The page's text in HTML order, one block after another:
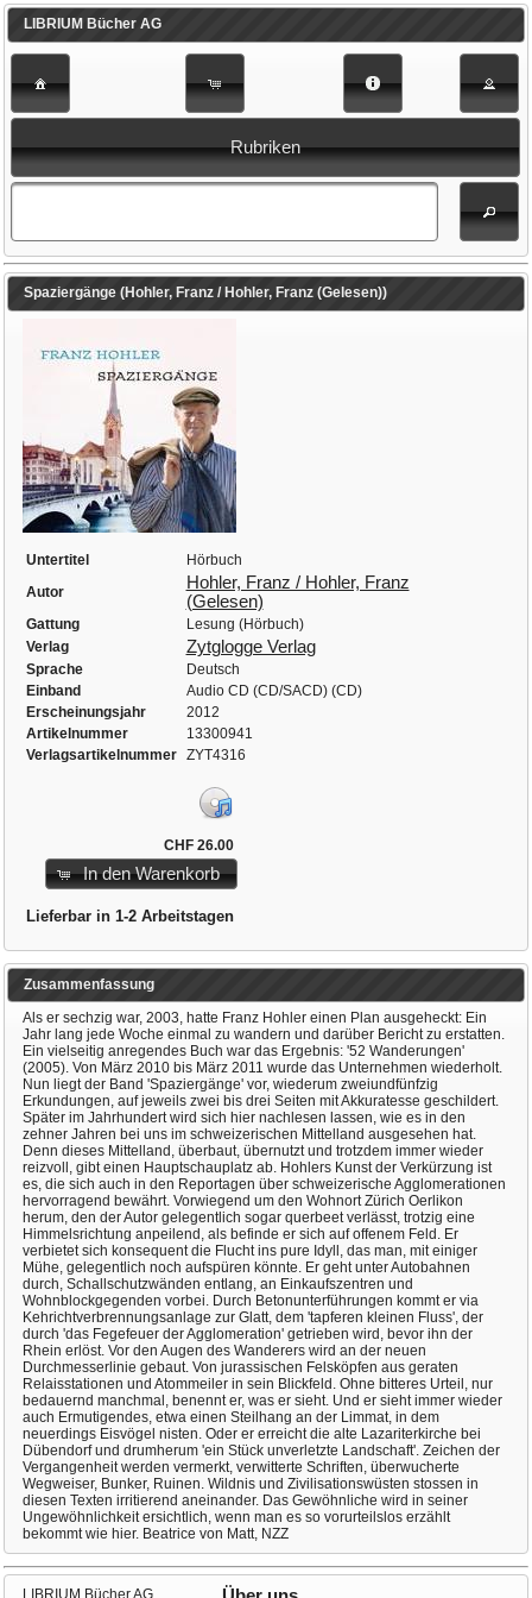
LIBRIUM Bücher AG
Rubriken
Spaziergänge (Hohler, Franz / Hohler, Franz (Gelesen))
Untertitel
Hörbuch
Autor
Hohler, Franz / Hohler, Franz
(Gelesen)
Gattung
Lesung (Hörbuch)
Verlag
Zytglogge Verlag
Sprache
Deutsch
Einband
Audio CD (CD/SACD) (CD)
Erscheinungsjahr
2012
Artikelnummer
13300941
Verlagsartikelnummer
ZYT4316
CHF 26.00
In den Warenkorb
Lieferbar in 1-2 Arbeitstagen
Zusammenfassung
Als er sechzig war, 2003, hatte Franz Hohler einen Plan ausgeheckt: Ein
Jahr lang jede Woche einmal zu wandern und darüber Bericht zu erstatten.
Ein vielseitig anregendes Buch war das Ergebnis: '52 Wanderungen'
(2005). Von März 2010 bis März 2011 wurde das Unternehmen wiederholt.
Nun liegt der Band 'Spaziergänge' vor, wiederum zweiundfünfzig
Erkundungen, auf jeweils zwei bis drei Seiten mit Akkuratesse geschildert.
Später im Jahrhundert wird sich hier nachlesen lassen, wie es in den
zehner Jahren bei uns im schweizerischen Mittelland ausgesehen hat.
Denn dieses Mittelland, überbaut, übernutzt und trotzdem immer wieder
reizvoll, gibt einen Hauptschauplatz ab. Hohlers Kunst der Verkürzung ist
es, die sich auch in den Reportagen über schweizerische Agglomerationen
hervorragend bewährt. Vorwiegend um den Wohnort Zürich Oerlikon
herum, den der Autor gelegentlich sogar querbeet verlässt, trotzig eine
Himmelsrichtung anpeilend, als befinde er sich auf offenem Feld. Er
verbietet sich konsequent die Flucht ins pure Idyll, das man, mit einiger
Mühe, gelegentlich noch aufspüren könnte. Er geht unter Autobahnen
durch, Schallschutzwänden entlang, an Einkaufszentren und
Wohnblockgegenden vorbei. Durch Betonunterführungen kommt er via
Kehrichtverbrennungsanlage zur Glatt, dem 'tapferen kleinen Fluss', der
durch 'das Fegefeuer der Agglomeration' getrieben wird, bevor ihn der
Rhein erlöst. Vor den Augen des Wanderers wird an der neuen
Durchmesserlinie gebaut. Von jurassischen Felsköpfen aus geraten
Relaisstationen und Atommeiler in sein Blickfeld. Ohne bitteres Urteil, nur
bedauernd manchmal, benennt er, was er sieht. Und er sieht immer wieder
auch Ermutigendes, etwa einen Steilhang an der Limmat, in dem
neuerdings Eisvögel nisten. Oder er erreicht die alte Lazariterkirche bei
Dübendorf und drumherum 'ein Stück unverletzte Landschaft'. Zeichen der
Vergangenheit werden vermerkt, verwitterte Schriften, überwucherte
Wegweiser, Bunker, Ruinen. Wildnis und Zivilisationswüsten stossen in
diesen Texten irritierend aneinander. Das Gewöhnliche wird in seiner
Ungewöhnlichkeit ersichtlich, wenn man es so vorurteilslos erzählt
bekommt wie hier. Beatrice von Matt, NZZ
LIBRIUM Bücher AG